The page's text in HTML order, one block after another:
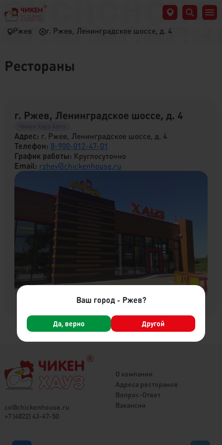
Ваш город - Ржев?
Да, верно Другой
Ржев г. Ржев, Ленинградское шоссе, д. 4
Рестораны
г. Ржев, Ленинградское шоссе, д. 4
Адрес: г. Ржев, Ленинградское шоссе, д. 4
Телефон: 8-900-012-47-01
График работы: Круглосуточно
Email: rzhev@chickenhouse.ru
К списку ресторанов
co@chickenhouse.ru
+7 (4822) 43-47-50
О компании
Адреса ресторанов
Вопрос-Ответ
Вакансии